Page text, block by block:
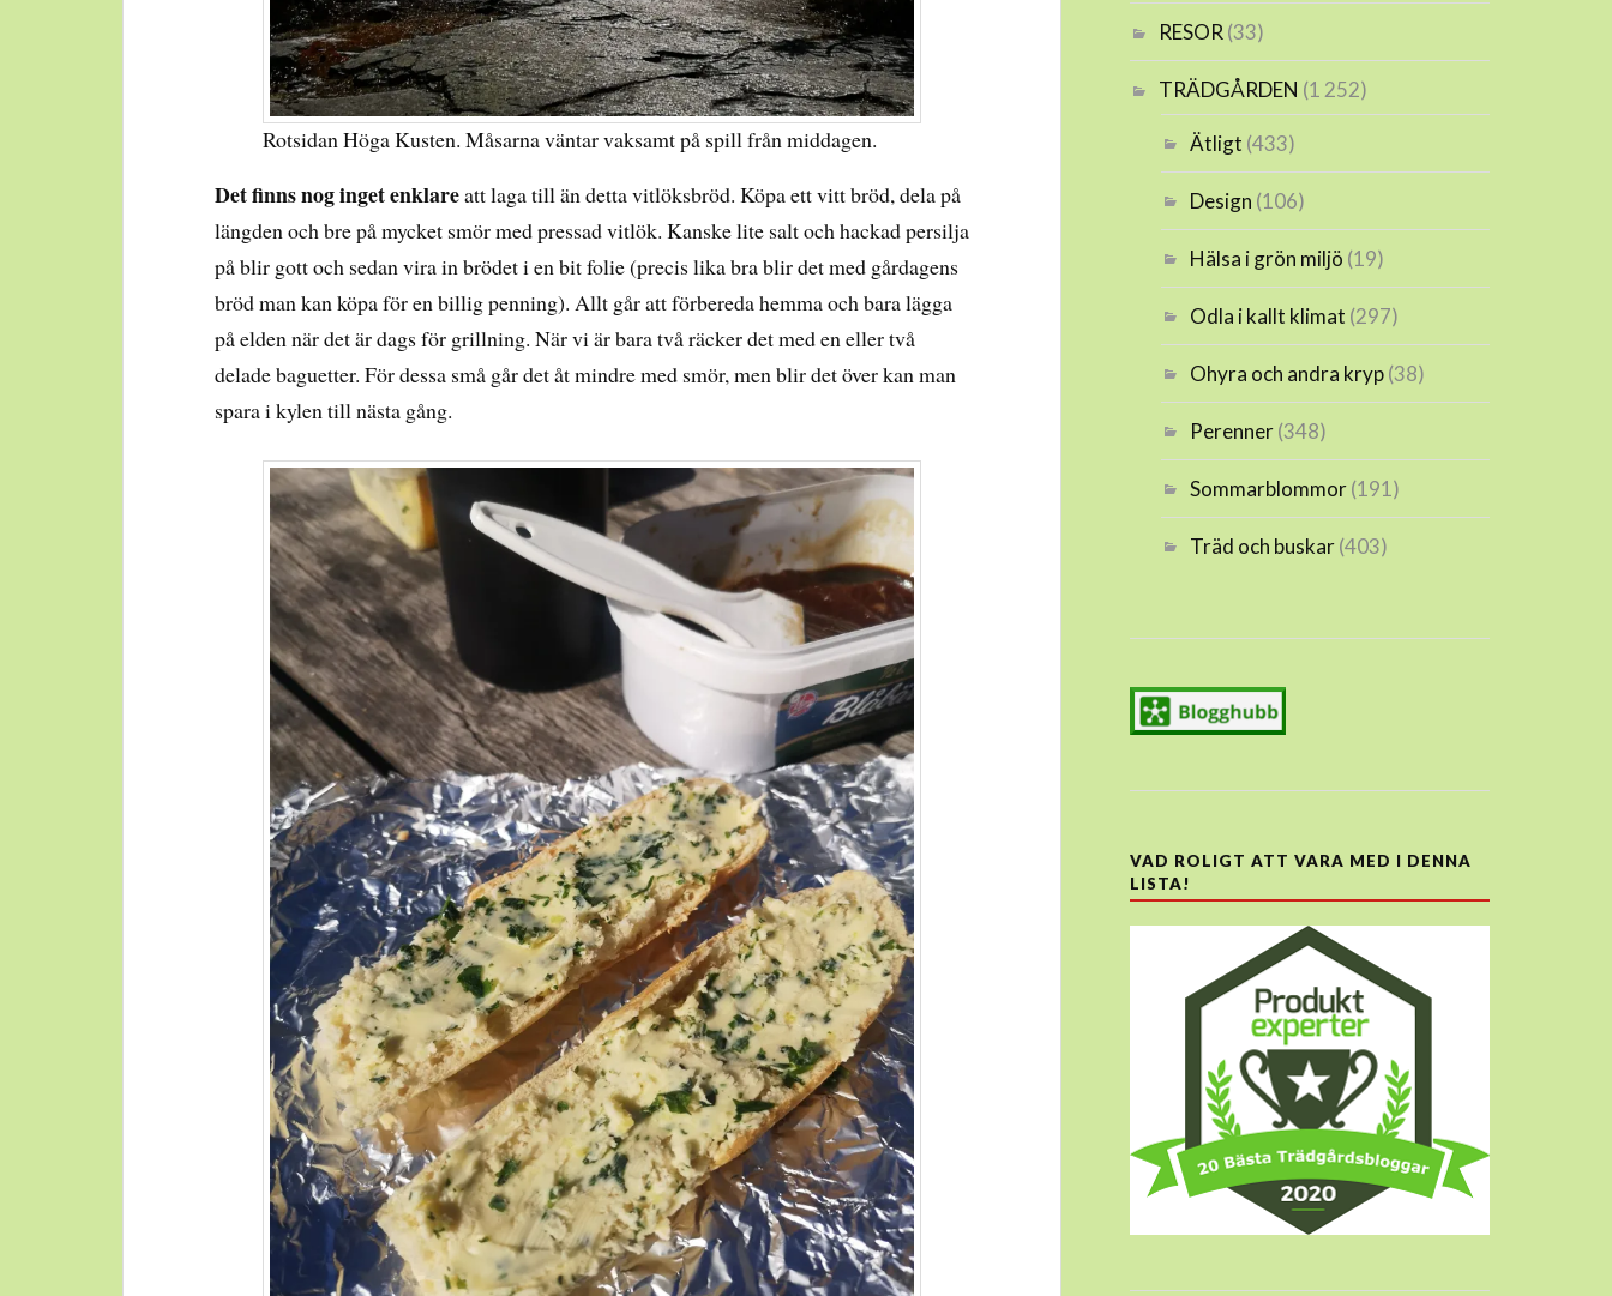
Rotsidan Höga Kusten. Måsarna väntar vaksamt på spill från middagen.
Det finns nog inget enklareatt laga till än detta vitlöksbröd. Köpa ett vitt bröd, dela på
längden och bre på mycket smör med pressad vitlök. Kanske lite salt och hackad persilja
på blir gott och sedan vira in brödet i en bit folie (precis lika bra blir det med gårdagens
bröd man kan köpa för en billig penning). Allt går att förbereda hemma och bara lägga
på elden när det är dags för grillning. När vi är bara två räcker det med en eller två
delade baguetter. För dessa små går det åt mindre med smör, men blir det över kan man
spara i kylen till nästa gång.
RESOR (33)
TRÄDGÅRDEN (1 252)
Ätligt (433)
Design (106)
Hälsa i grön miljö (19)
Odla i kallt klimat (297)
Ohyra och andra kryp(38)
Perenner(348)
Sommarblommor(191)
Träd och buskar(403)
VAD ROLIGT ATT VARA MED I DENNA
LISTA!